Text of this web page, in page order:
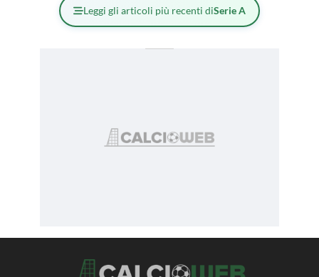
Leggi gli articoli più recenti diSerie A